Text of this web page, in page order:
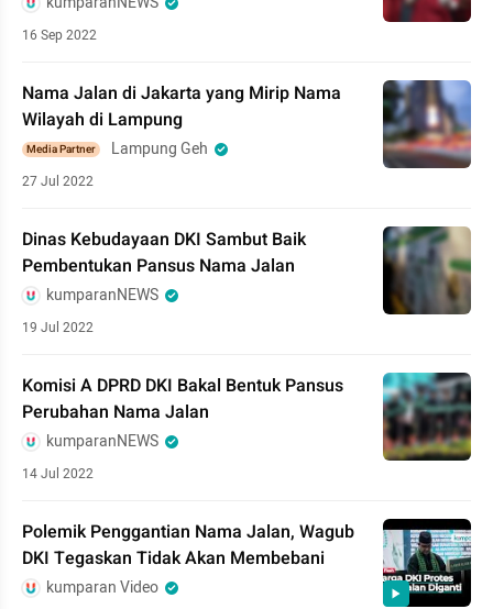
16 Sep 2022
Nama Jalan di Jakarta yang Mirip Nama
Wilayah di Lampung
Media Partner Lampung Geh
27 Jul 2022
Dinas Kebudayaan DKI Sambut Baik
Pembentukan Pansus Nama Jalan
kumparanNEWS
19 Jul 2022
Komisi A DPRD DKI Bakal Bentuk Pansus
Perubahan Nama Jalan
kumparanNEWS
14 Jul 2022
Polemik Penggantian Nama Jalan, Wagub
DKI Tegaskan Tidak Akan Membebani
kumparan Video